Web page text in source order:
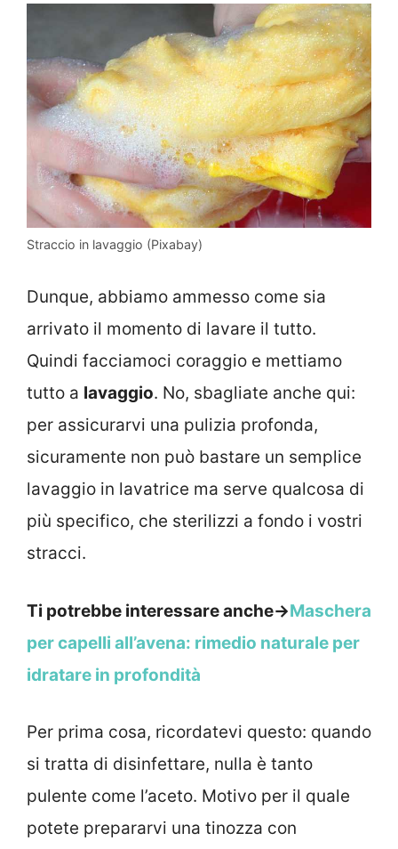
Straccio in lavaggio (Pixabay)
Dunque, abbiamo ammesso come sia
arrivato il momento di lavare il tutto.
Quindi facciamoci coraggio e mettiamo
tutto a lavaggio. No, sbagliate anche qui:
per assicurarvi una pulizia profonda,
sicuramente non può bastare un semplice
lavaggio in lavatrice ma serve qualcosa di
più specifico, che sterilizzi a fondo i vostri
stracci.
Ti potrebbe interessare anche->Maschera
per capelli all’avena: rimedio naturale per
idratare in profondità
Per prima cosa, ricordatevi questo: quando
si tratta di disinfettare, nulla è tanto
pulente come l’aceto. Motivo per il quale
potete prepararvi una tinozza con